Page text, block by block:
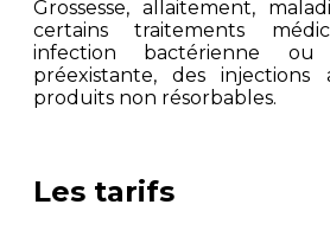
Grossesse, allaitement,
certains traitements
infection bactérienne ou
préexistante, des
produits non résorbables.
Les tarifs